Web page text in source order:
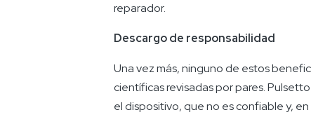
reparador.
Descargo de responsabilidad
Una vez más, ninguno de estos
científicas revisadas por pares.
el dispositivo, que no es confiable y,